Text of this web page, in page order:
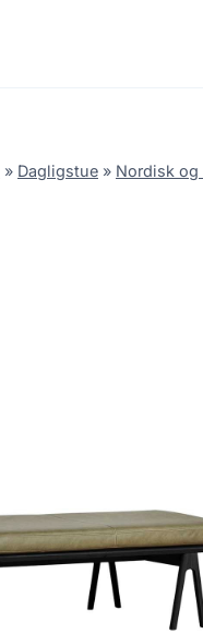
» Dagligstue » Nordisk